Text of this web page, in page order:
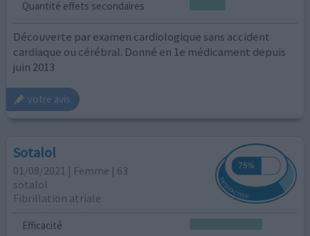
Quantité effets secondaires
Découverte par examen cardiologique sans accident
cardiaque ou cérébral. Donné en 1e médicament depuis
juin 2013
votre avis
Sotalol
01/08/2021 | Femme | 63
sotalol
Fibrillation atriale
Efficacité